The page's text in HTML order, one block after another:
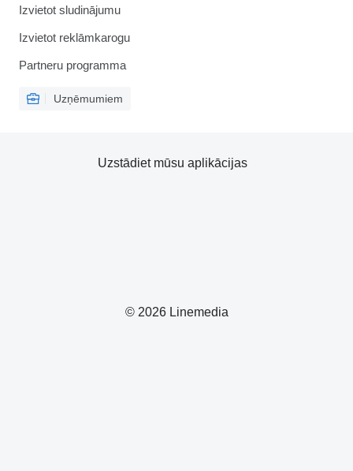
Izvietot sludinājumu
Izvietot reklāmkarogu
Partneru programma
Uzņēmumiem
© 2026 Linemedia
Uzstādiet mūsu aplikācijas